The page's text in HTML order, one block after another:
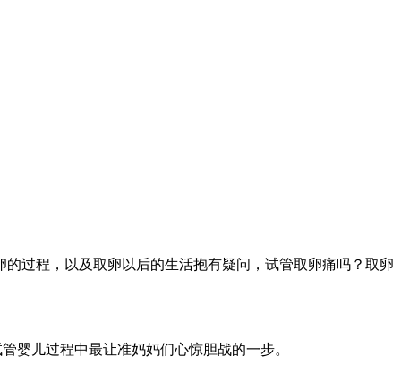
过程，以及取卵以后的生活抱有疑问，试管取卵痛吗？取卵
婴儿过程中最让准妈妈们心惊胆战的一步。